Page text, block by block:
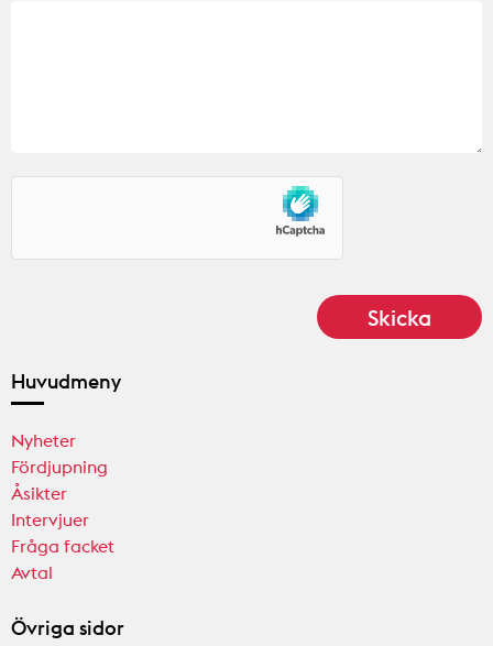
Huvudmeny
Nyheter
Fördjupning
Åsikter
Intervjuer
Fråga facket
Avtal
Övriga sidor